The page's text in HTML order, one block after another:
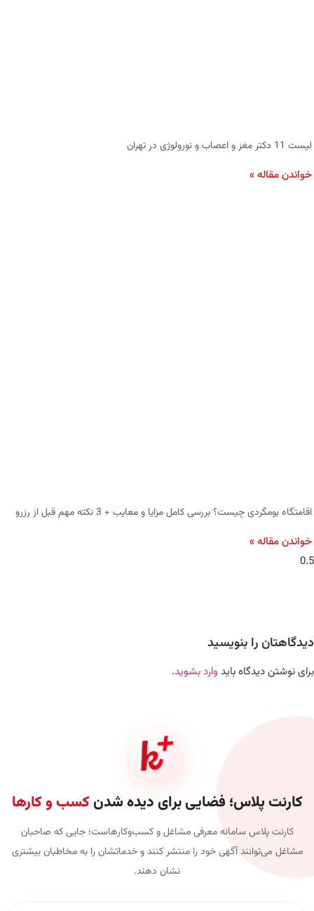
لیست 11 دکتر مغز و اعصاب و نورولوژی در تهران
خواندن مقاله »
اقامتگاه بومگردی چیست؟ بررسی کامل مزایا و معایب + 3 نکته مهم قبل از رزرو
خواندن مقاله »
دیدگاهتان را بنویسید
برای نوشتن دیدگاه باید وارد بشوید.
کارنت پلاس؛ فضایی برای دیده شدن کسب و کارها
کارنت پلاس سامانه معرفی مشاغل و کسب‌وکارهاست؛ جایی که صاحبان
مشاغل می‌توانند آگهی خود را منتشر کنند و خدماتشان را به مخاطبان بیشتری
نشان دهند.